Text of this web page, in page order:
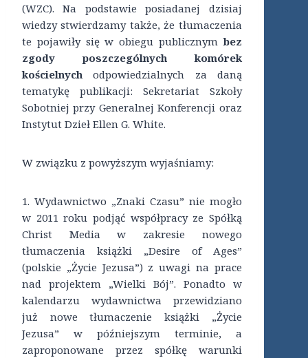
(WZC). Na podstawie posiadanej dzisiaj
wiedzy stwierdzamy także, że tłumaczenia
te pojawiły się w obiegu publicznymbez
zgody poszczególnych komórek
kościelnych odpowiedzialnych za daną
tematykę publikacji: Sekretariat Szkoły
Sobotniej przy Generalnej Konferencji oraz
Instytut Dzieł Ellen G. White.
W związku z powyższym wyjaśniamy:
1. Wydawnictwo „Znaki Czasu” nie mogło
w 2011 roku podjąć współpracy ze Spółką
Christ Media w zakresie nowego
tłumaczenia książki „Desire of Ages”
(polskie „Życie Jezusa”) z uwagi na prace
nad projektem „Wielki Bój”. Ponadto w
kalendarzu wydawnictwa przewidziano
już nowe tłumaczenie książki „Życie
Jezusa” w późniejszym terminie, a
zaproponowane przez spółkę warunki